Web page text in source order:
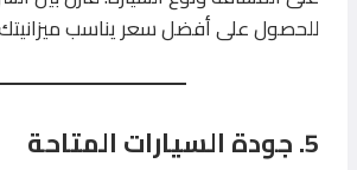
للحصول على أفضل سعر يناسب
5. جودة السيارات المتاحة